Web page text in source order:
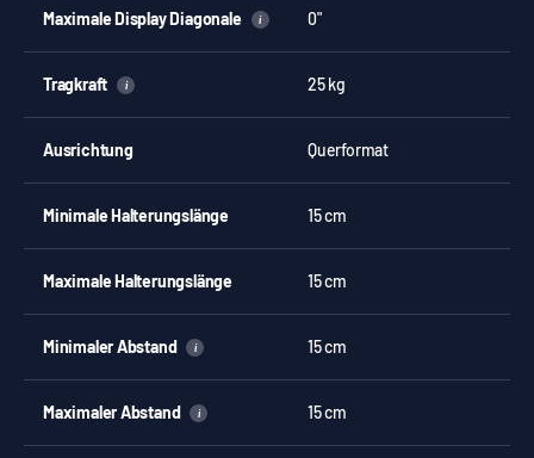
Maximale Display Diagonale i 0"
Tragkraft i 25 kg
Ausrichtung Querformat
Minimale Halterungslänge 15 cm
Maximale Halterungslänge 15 cm
Minimaler Abstand i 15 cm
Maximaler Abstand i 15 cm